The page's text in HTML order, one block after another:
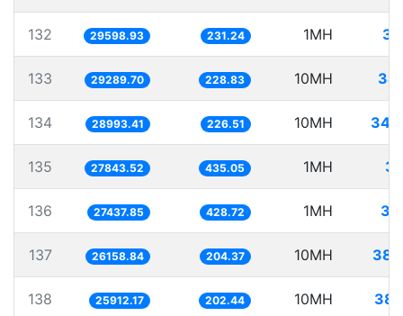
132 29598.93 231.24 1MH
133 29289.70 228.83 10MH
134 28993.41 226.51 10MH
135 27843.52 435.05 1MH
136 27437.85 428.72 1MH
137 26158.84 204.37 10MH
138 25912.17 202.44 10MH